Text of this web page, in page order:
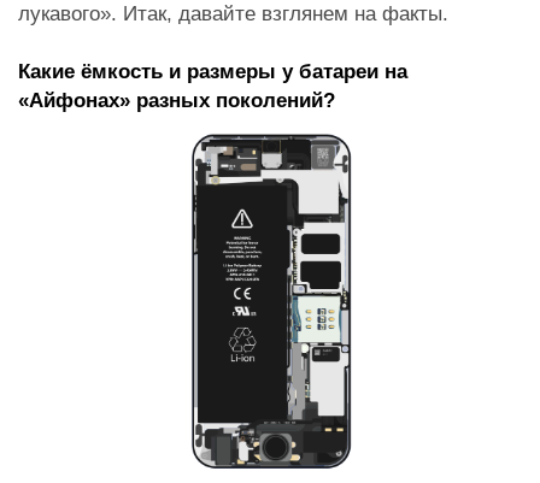
лукавого». Итак, давайте взглянем на факты.
Какие ёмкость и размеры у батареи на
«Айфонах» разных поколений?